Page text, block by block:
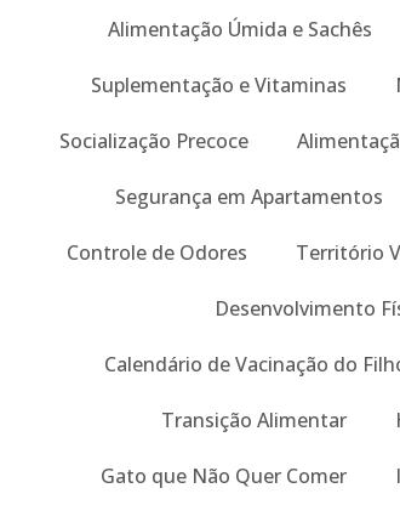
Alimentação Úmida e Sachês
Suplementação e Vitaminas
Socialização Precoce
Segurança em Apartamentos
Controle de Odores Território
Desenvolvimento
Calendário de Vacinação do
Transição Alimentar
Gato que Não Quer Comer